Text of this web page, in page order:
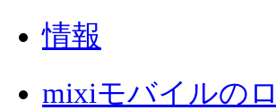
情報
mixiモバイルの